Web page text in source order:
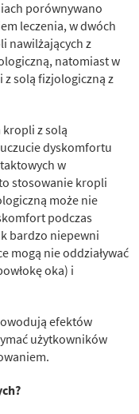
porównywano
leczenia, w dwóch
nawilżających z
natomiast w
solą fizjologiczną z
z solą
dyskomfortu
w
stosowanie kropli
może nie
podczas
bardzo niepewni
mogą nie oddziaływać
oka) i
efektów
użytkowników